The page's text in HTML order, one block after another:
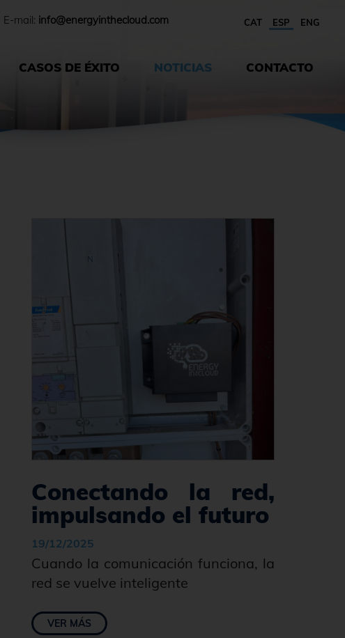
E-mail: info@energyinthecloud.com CAT ESP ENG
CASOS DE ÉXITO NOTICIAS CONTACTO
Conectando la red,
impulsando el futuro
19/12/2025
Cuando la comunicación funciona, la
red se vuelve inteligente
VER MÁS